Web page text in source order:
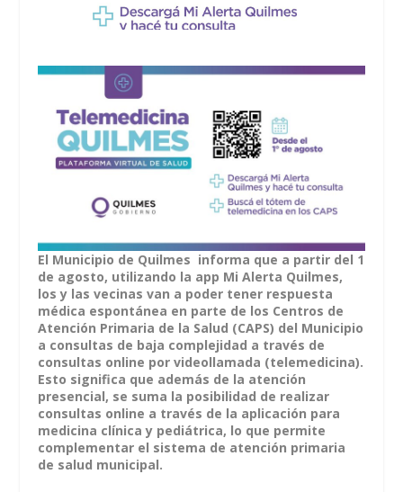
El Municipio de Quilmes informa que a partir del 1
de agosto, utilizando la app Mi Alerta Quilmes,
los y las vecinas van a poder tener respuesta
médica espontánea en parte de los Centros de
Atención Primaria de la Salud (CAPS) del Municipio
a consultas de baja complejidad a través de
consultas online por videollamada (telemedicina).
Esto significa que además de la atención
presencial, se suma la posibilidad de realizar
consultas online a través de la aplicación para
medicina clínica y pediátrica, lo que permite
complementar el sistema de atención primaria
de salud municipal.